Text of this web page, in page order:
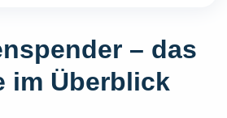
– das
im Überblick